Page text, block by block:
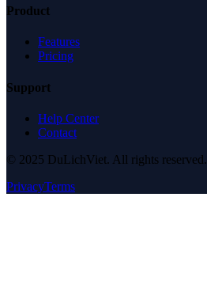
Product
Features
Pricing
Support
Help Center
Contact
© 2025 DuLichViet. All rights reserved.
PrivacyTerms